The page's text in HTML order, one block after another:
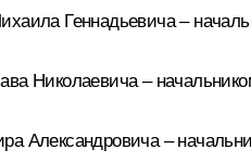
Геннадьевича –
Николаевича –
Александровича –